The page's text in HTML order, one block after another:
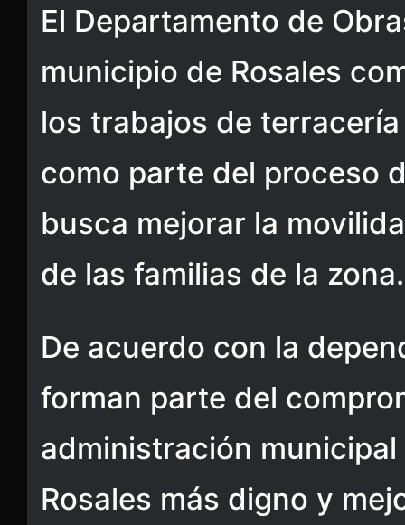
El Departamento de
municipio de Rosales
los trabajos de
como parte del proceso
busca mejorar la
de las familias de la zona.
De acuerdo con la
forman parte del
administración
Rosales más digno y